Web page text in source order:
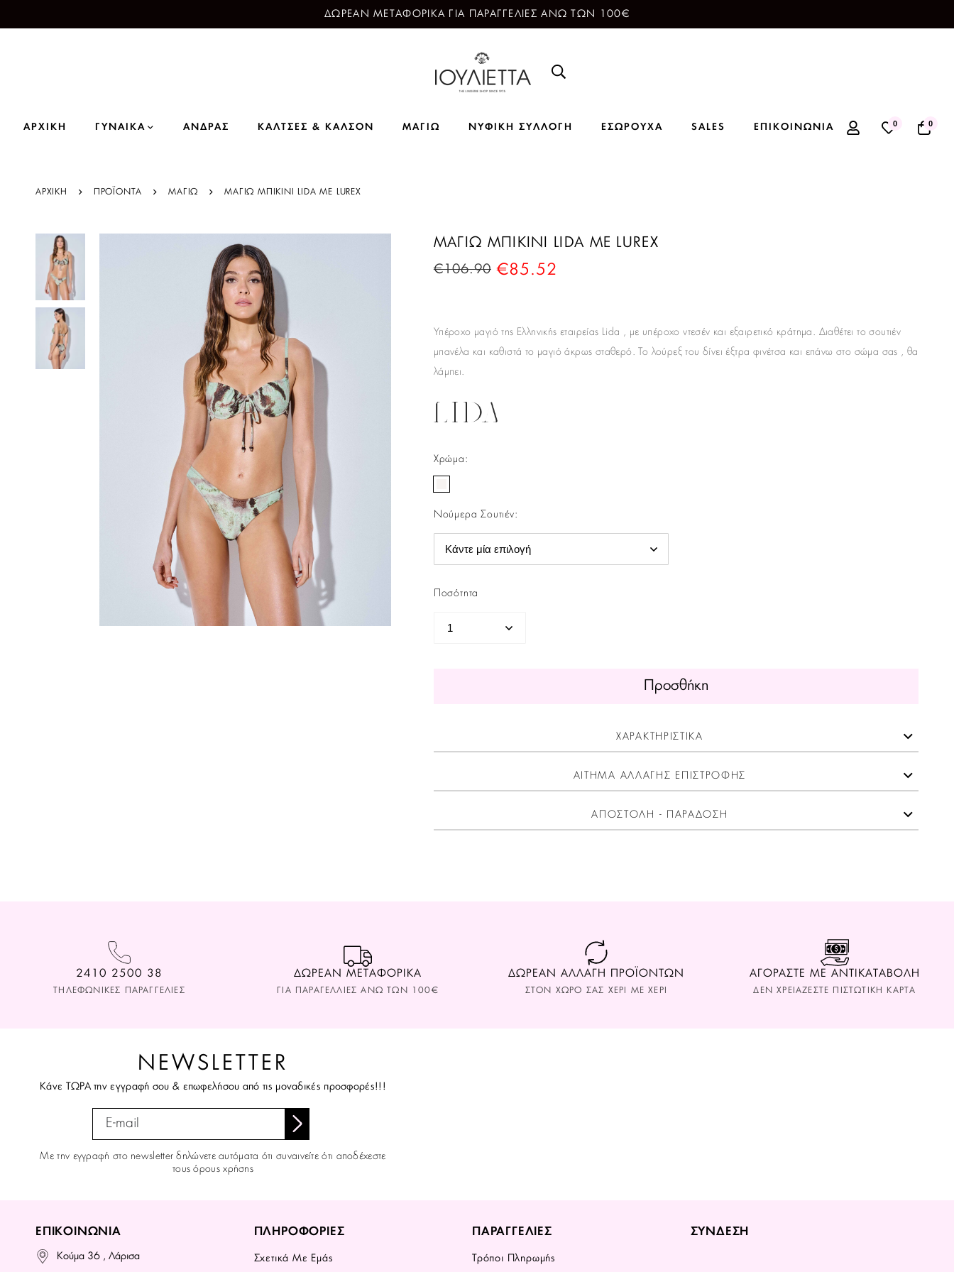
ΔΩΡΕΑΝ ΜΕΤΑΦΟΡΙΚΑ ΓΙΑ ΠΑΡΑΓΓΕΛΙΕΣ ΑΝΩ ΤΩΝ 100€
ΑΡΧΙΚΗ ΓΥΝΑΙΚΑ ΑΝΔΡΑΣ ΚΑΛΤΣΕΣ & ΚΑΛΣΟΝ ΜΑΓΙΩ ΝΥΦΙΚΗ ΣΥΛΛΟΓΗ ΕΣΩΡΟΥΧΑ SALES ΕΠΙΚΟΙΝΩΝΙΑ 0 0
ΑΡΧΙΚΗ ΠΡΟΪΌΝΤΑ ΜΑΓΙΩ ΜΑΓΙΩ ΜΠΙΚΙΝΙ LIDA ΜΕ LUREX
ΜΑΓΙΩ ΜΠΙΚΙΝΙ LIDA ΜΕ LUREX
€106.90 €85.52
Υπέροχο μαγιό της Ελληνικής εταιρείας Lida , με υπέροχο ντεσέν και εξαιρετικό κράτημα. Διαθέτει το σουτιέν
μπανέλα και καθιστά το μαγιό άκρως σταθερό. Το λούρεξ του δίνει έξτρα φινέτσα και επάνω στο σώμα σας , θα
λάμπει.
Χρώμα :
Νούμερα Σουτιέν:
Ποσότητα
Προσθήκη
ΧΑΡΑΚΤΗΡΙΣΤΙΚΑ
ΑΙΤΗΜΑ ΑΛΛΑΓΗΣ ΕΠΙΣΤΡΟΦΗΣ
ΑΠΟΣΤΟΛΗ - ΠΑΡΑΔΟΣΗ
2410 2500 38
ΤΗΛΕΦΩΝΙΚΕΣ ΠΑΡΑΓΓΕΛΙΕΣ
ΔΩΡΕΑΝ ΜΕΤΑΦΟΡΙΚΑ
ΓΙΑ ΠΑΡΑΓΕΛΛΙΕΣ ΑΝΩ ΤΩΝ 100€
ΔΩΡΕΑΝ ΑΛΛΑΓΗ ΠΡΟΪΟΝΤΩΝ
ΣΤΟΝ ΧΩΡΟ ΣAΣ ΧΕΡΙ ΜΕ ΧΕΡΙ
ΑΓΟΡΑΣΤΕ ΜΕ ΑΝΤΙΚΑΤΑΒΟΛΗ
ΔΕΝ ΧΡΕΙΑΖΕΣΤΕ ΠΙΣΤΩΤΙΚΗ ΚΑΡΤΑ
NEWSLETTER
Κάνε ΤΩΡΑ την εγγραφή σου & επωφελήσου από τις μοναδικές προσφορές!!!
Με την εγγραφή στο newsletter δηλώνετε αυτόματα ότι συναινείτε ότι αποδέχεστε
τους όρους χρήσης
ΕΠΙΚΟΙΝΩΝΙΑ
Κούμα 36 , Λάρισα
ΠΛΗΡΟΦΟΡΙΕΣ
Σχετικά Με Εμάς
ΠΑΡΑΓΓΕΛΙΕΣ
Τρόποι Πληρωμής
ΣΥΝΔΕΣΗ